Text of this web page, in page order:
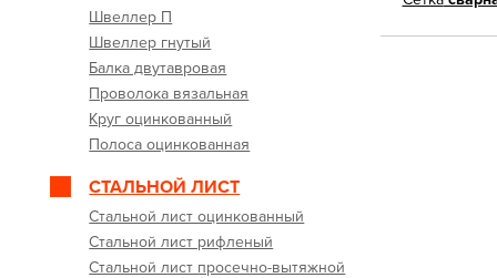
Швеллер П
Швеллер гнутый
Балка двутавровая
Проволока вязальная
Круг оцинкованный
Полоса оцинкованная
СТАЛЬНОЙ ЛИСТ
Стальной лист оцинкованный
Стальной лист рифленый
Стальной лист просечно-вытяжной